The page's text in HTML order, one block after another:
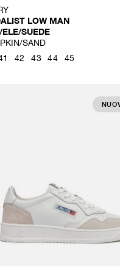
LOW MAN
SUEDE
SAND
42 43 44 45